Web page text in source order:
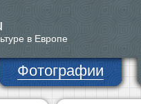
в Европе
Фотографии